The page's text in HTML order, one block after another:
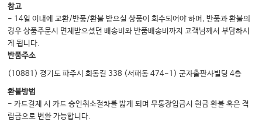
참고
- 14일 이내에 교환/반품/환불 받으실 상품이 회수되어야 하며, 반품과 환불의
경우 상품주문시 면제받으셨던 배송비와 반품배송비까지 고객님께서 부담하시
게 됩니다.
반품주소
(10881) 경기도 파주시 회동길 338 (서패동 474-1) 군자출판사빌딩 4층
환불방법
- 카드결제 시 카드 승인취소절차를 밟게 되며 무통장입금시 현금 환불 혹은 적
립금으로 변환 가능합니다.